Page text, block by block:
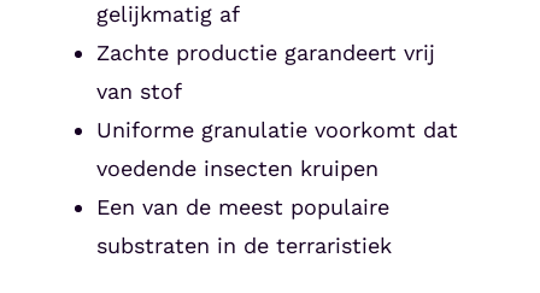
gelijkmatig af
Zachte productie garandeert vrij
van stof
Uniforme granulatie voorkomt dat
voedende insecten kruipen
Een van de meest populaire
substraten in de terraristiek